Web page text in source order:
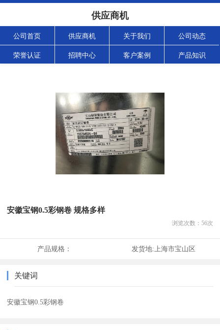
供应商机
公司首页 供应商机 关于我们 公司动态
荣誉认证 招聘中心 客户案例 产品知识
安徽宝钢0.5彩钢卷 规格多样
浏览次数： 56次
产品规格： 发货地: 上海市宝山区
关键词
安徽宝钢0.5彩钢卷